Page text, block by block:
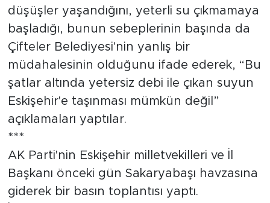
düşüşler yaşandığını, yeterli su çıkmamaya
başladığı, bunun sebeplerinin başında da
Çifteler Belediyesi'nin yanlış bir
müdahalesinin olduğunu ifade ederek, “Bu
şatlar altında yetersiz debi ile çıkan suyun
Eskişehir'e taşınması mümkün değil”
açıklamaları yaptılar.
***
AK Parti'nin Eskişehir milletvekilleri ve İl
Başkanı önceki gün Sakaryabaşı havzasına
giderek bir basın toplantısı yaptı.